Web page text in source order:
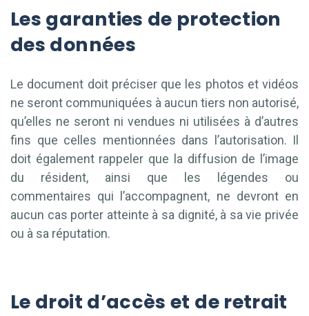
Les garanties de protection
des données
Le document doit préciser que les photos et vidéos
ne seront communiquées à aucun tiers non autorisé,
qu’elles ne seront ni vendues ni utilisées à d’autres
fins que celles mentionnées dans l’autorisation. Il
doit également rappeler que la diffusion de l’image
du résident, ainsi que les légendes ou
commentaires qui l’accompagnent, ne devront en
aucun cas porter atteinte à sa dignité, à sa vie privée
ou à sa réputation.
Le droit d’accès et de retrait